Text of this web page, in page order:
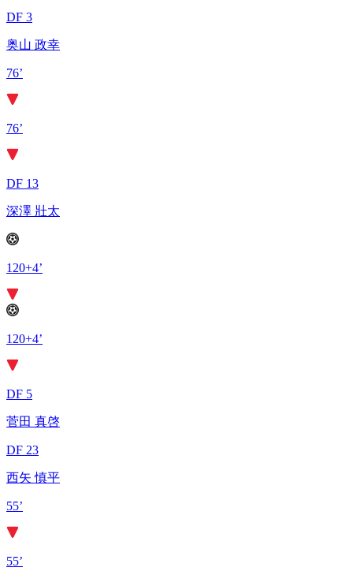
DF 3
奥山 政幸
76’
76’
DF 13
深澤 壯太
120+4’
120+4’
DF 5
菅田 真啓
DF 23
西矢 慎平
55’
55’